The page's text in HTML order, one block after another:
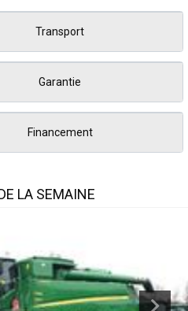
Transport
Garantie
Financement
LA SEMAINE